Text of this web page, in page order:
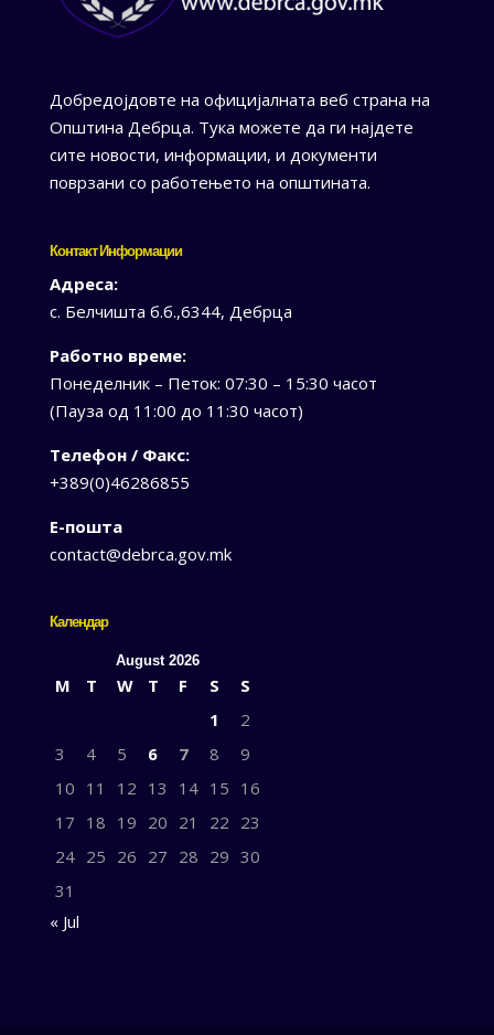
Добредојдовте на официјалната веб страна на
Општина Дебрца. Тука можете да ги најдете
сите новости, информации, и документи
поврзани со работењето на општината.
Контакт Информации
Адреса:
с. Белчишта б.б.,6344, Дебрца
Работно време:
Понеделник – Петок: 07:30 – 15:30 часот
(Пауза од 11:00 до 11:30 часот)
Телефон / Факс:
+389(0)46286855
Е-пошта
contact@debrca.gov.mk
Календар
August 2026
M T W T F S
S
1
2
3
4 5 6 7 8
9
10 11 12 13 14 15 16
17 18 19 20 21 22 23
24 25 26 27 28 29 30
31
« Jul